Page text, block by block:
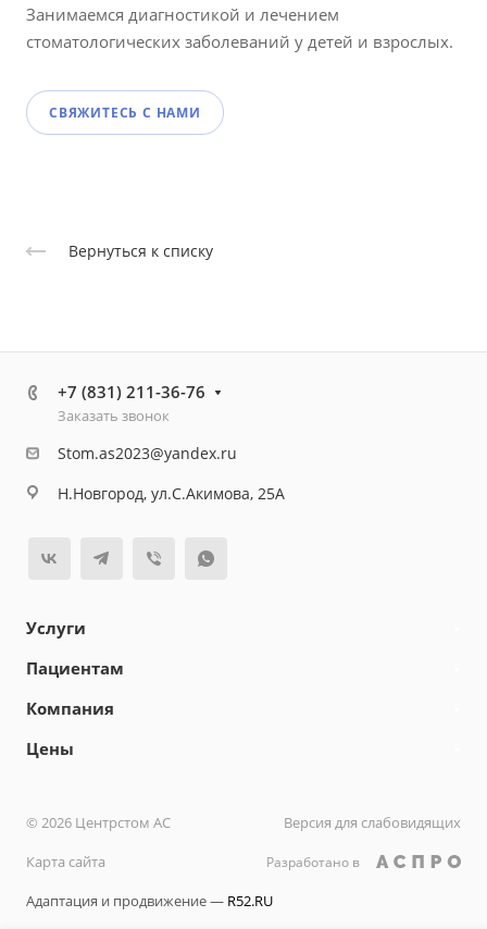
Занимаемся диагностикой и лечением
стоматологических заболеваний у детей и взрослых.
СВЯЖИТЕСЬ С НАМИ
Вернуться к списку
+7 (831) 211-36-76
Заказать звонок
Stom.as2023@yandex.ru
Н.Новгород, ул.С.Акимова, 25А
Услуги
Пациентам
Компания
Цены
© 2026 Центрстом АС
Версия для слабовидящих
Карта сайта
Разработано в
Адаптация и продвижение — R52.RU